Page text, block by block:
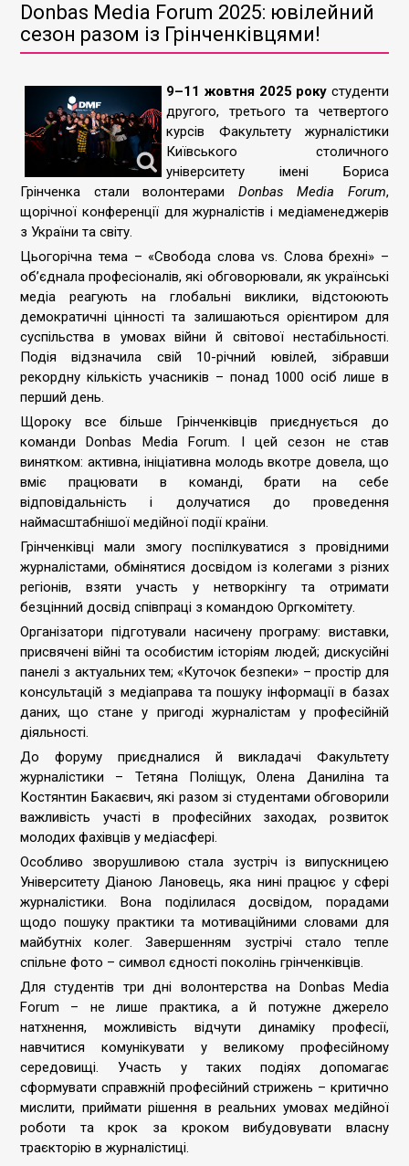
Donbas Media Forum 2025: ювілейний
сезон разом із Грінченківцями!
9–11 жовтня 2025 року студенти
другого, третього та четвертого
курсів Факультету журналістики
Київського столичного
університету імені Бориса
Грінченка стали волонтерами Donbas Media Forum,
щорічної конференції для журналістів і медіаменеджерів
з України та світу.
Цьогорічна тема – «Свобода слова vs. Слова брехні» –
об’єднала професіоналів, які обговорювали, як українські
медіа реагують на глобальні виклики, відстоюють
демократичні цінності та залишаються орієнтиром для
суспільства в умовах війни й світової нестабільності.
Подія відзначила свій 10-річний ювілей, зібравши
рекордну кількість учасників – понад 1000 осіб лише в
перший день.
Щороку все більше Грінченківців приєднується до
команди Donbas Media Forum. І цей сезон не став
винятком: активна, ініціативна молодь вкотре довела, що
вміє працювати в команді, брати на себе
відповідальність і долучатися до проведення
наймасштабнішої медійної події країни.
Грінченківці мали змогу поспілкуватися з провідними
журналістами, обмінятися досвідом із колегами з різних
регіонів, взяти участь у нетворкінгу та отримати
безцінний досвід співпраці з командою Оргкомітету.
Організатори підготували насичену програму: виставки,
присвячені війні та особистим історіям людей; дискусійні
панелі з актуальних тем; «Куточок безпеки» – простір для
консультацій з медіаправа та пошуку інформації в базах
даних, що стане у пригоді журналістам у професійній
діяльності.
До форуму приєдналися й викладачі Факультету
журналістики – Тетяна Поліщук, Олена Даниліна та
Костянтин Бакаєвич, які разом зі студентами обговорили
важливість участі в професійних заходах, розвиток
молодих фахівців у медіасфері.
Особливо зворушливою стала зустріч із випускницею
Університету Діаною Лановець, яка нині працює у сфері
журналістики. Вона поділилася досвідом, порадами
щодо пошуку практики та мотиваційними словами для
майбутніх колег. Завершенням зустрічі стало тепле
спільне фото – символ єдності поколінь грінченківців.
Для студентів три дні волонтерства на Donbas Media
Forum – не лише практика, а й потужне джерело
натхнення, можливість відчути динаміку професії,
навчитися комунікувати у великому професійному
середовищі. Участь у таких подіях допомагає
сформувати справжній професійний стрижень – критично
мислити, приймати рішення в реальних умовах медійної
роботи та крок за кроком вибудовувати власну
траєкторію в журналістиці.